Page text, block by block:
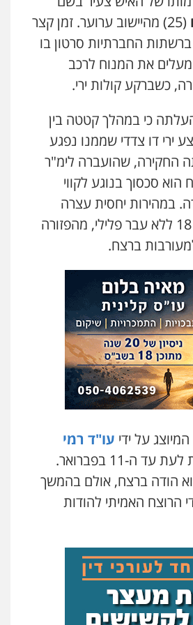
לגטיוי
מעצרים וחקירות
עורכי דין טאי שרקי
אסירים תעבורה מרב"ד
אלימלך
שאדי נאטור
פשיעה חמורה מעצרים וחקירות
– משרד עורכי דין
פשיעה כלכלית צווארון לבן
אבו שעירה – משרד עורכי דין
בטחוני צבאי נזיקין
פשע חמור תעבורה צבא מעצרים
– משרד עורך דין פלילי
(25) מהיישוב ערוער. זמן קצר
החברתיות סרטון בו
את המנוח לרכב
כשברקע קולות ירי.
כי במהלך קטטה בין
ירי דו צדדי שממנו נפגע
החקירה, שהועברה לימ"ר
סכסוך בנוגע לקווי
במהירות יחסית עצרה
המשטרה צעיר בן 18 ללא עבר פלילי, מהפזורה
ברצח.
על ידי עו"ד רמי
הוארך מעת לעת עד ה-11 בפברואר.
הודה ברצח, אולם בהמשך
הרוצח האמיתי להודות